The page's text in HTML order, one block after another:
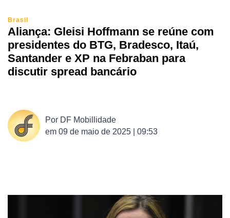
Brasil
Aliança: Gleisi Hoffmann se reúne com
presidentes do BTG, Bradesco, Itaú,
Santander e XP na Febraban para
discutir spread bancário
Por DF Mobillidade
em 09 de maio de 2025 | 09:53